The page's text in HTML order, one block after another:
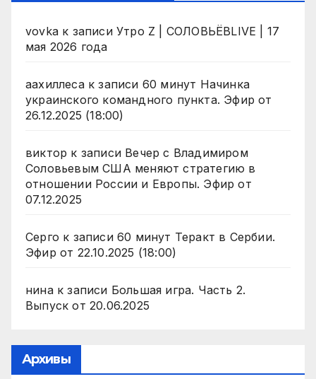
vovka к записи Утро Z | СОЛОВЬЁВLIVE | 17
мая 2026 года
аахиллесак записи 60 минут Начинка
украинского командного пункта. Эфир от
26.12.2025 (18:00)
виктор к записи Вечер с Владимиром
Соловьевым США меняют стратегию в
отношении России и Европы. Эфир от
07.12.2025
Серго к записи 60 минут Теракт в Сербии.
Эфир от 22.10.2025 (18:00)
нинак записи Большая игра. Часть 2.
Выпуск от 20.06.2025
Архивы